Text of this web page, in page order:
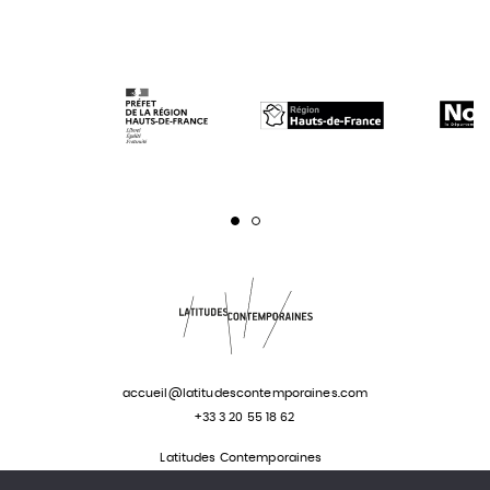
Page 1 Page 2
Latitudes Contemporaines
accueil@latitudescontemporaines.com
+33 3 20 55 18 62